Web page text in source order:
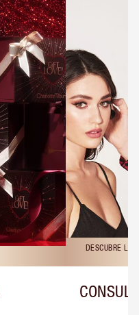
DESCUBRE